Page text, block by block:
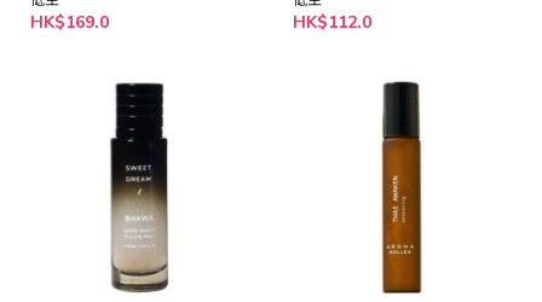
HK$169.0 HK$112.0